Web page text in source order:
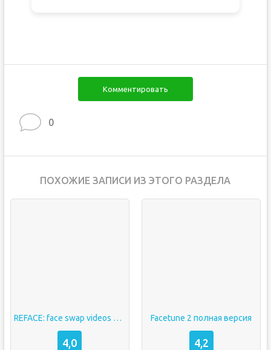
Комментировать
0
ПОХОЖИЕ ЗАПИСИ ИЗ ЭТОГО РАЗДЕЛА
REFACE: face swap videos взлом
4,0
Facetune 2 полная версия
4,2